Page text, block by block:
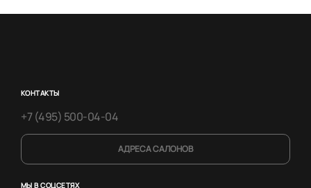
КОНТАКТЫ
+7 (495) 500-04-04
АДРЕСА САЛОНОВ
МЫ В СОЦСЕТЯХ